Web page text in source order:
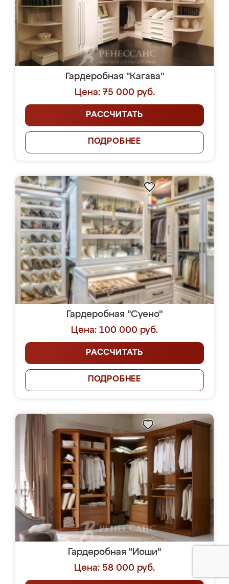
Гардеробная "Кагава"
Цена: 75 000 руб.
РАССЧИТАТЬ
ПОДРОБНЕЕ
Гардеробная "Суено"
Цена: 100 000 руб.
РАССЧИТАТЬ
ПОДРОБНЕЕ
Гардеробная "Иоши"
Цена: 58 000 руб.